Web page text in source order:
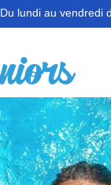
Du lundi au vendredi